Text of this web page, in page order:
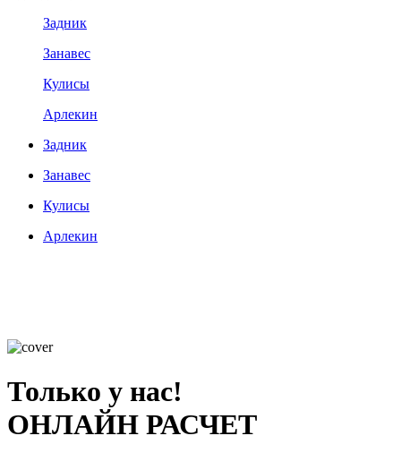
Задник
Занавес
Кулисы
Арлекин
Задник
Занавес
Кулисы
Арлекин
Только у нас!
ОНЛАЙН РАСЧЕТ